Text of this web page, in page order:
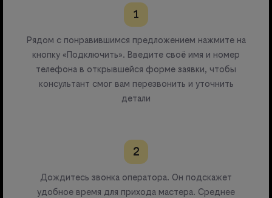
1
Рядом с понравившимся предложением нажмите на
кнопку «Подключить». Введите своё имя и номер
телефона в открывшейся форме заявки, чтобы
консультант смог вам перезвонить и уточнить
детали
2
Дождитесь звонка оператора. Он подскажет
удобное время для прихода мастера. Среднее